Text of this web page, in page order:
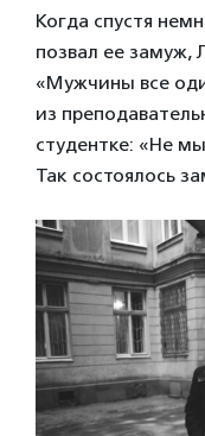
Когда спустя
позвал ее замуж,
«Мужчины все
из
студентке: «Не
Так состоялось